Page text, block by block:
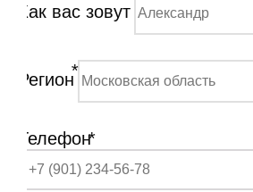
Как вас зовут
Регион*
Телефон*